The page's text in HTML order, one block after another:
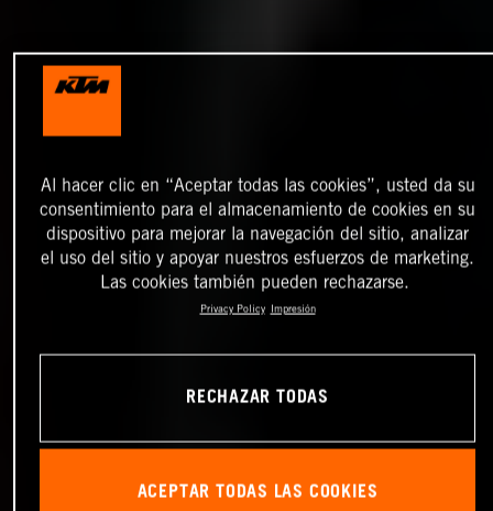
Al hacer clic en “Aceptar todas las cookies”, usted da su
consentimiento para el almacenamiento de cookies en su
dispositivo para mejorar la navegación del sitio, analizar
el uso del sitio y apoyar nuestros esfuerzos de marketing.
Las cookies también pueden rechazarse.
Privacy Policy Impresión
RECHAZAR TODAS
ACEPTAR TODAS LAS COOKIES